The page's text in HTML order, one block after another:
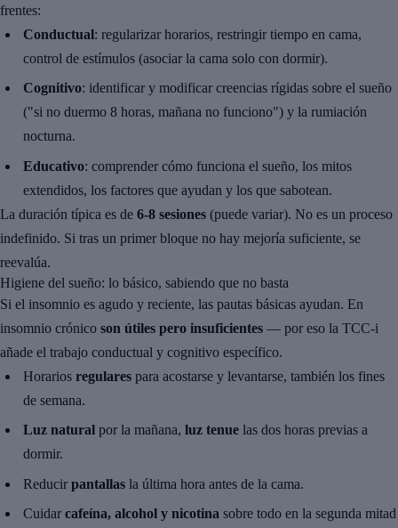
frentes:
Conductual: regularizar horarios, restringir tiempo en cama,
control de estímulos (asociar la cama solo con dormir).
Cognitivo: identificar y modificar creencias rígidas sobre el sueño
("si no duermo 8 horas, mañana no funciono") y la rumiación
nocturna.
Educativo: comprender cómo funciona el sueño, los mitos
extendidos, los factores que ayudan y los que sabotean.
La duración típica es de 6-8 sesiones (puede variar). No es un proceso
indefinido. Si tras un primer bloque no hay mejoría suficiente, se
reevalúa.
Higiene del sueño: lo básico, sabiendo que no basta
Si el insomnio es agudo y reciente, las pautas básicas ayudan. En
insomnio crónico son útiles pero insuficientes — por eso la TCC-i
añade el trabajo conductual y cognitivo específico.
Horariosregulares para acostarse y levantarse, también los fines
de semana.
Luz natural por la mañana,luz tenue las dos horas previas a
dormir.
Reducirpantallas la última hora antes de la cama.
Cuidarcafeína, alcohol y nicotina sobre todo en la segunda mitad